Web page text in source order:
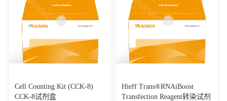
Cell Counting Kit (CCK-8)
CCK-8试剂盒
Hieff Trans®RNAiBoost
Transfection Reagent转染试剂